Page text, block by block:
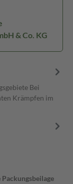
& Co. KG
Bei
Krämpfen im